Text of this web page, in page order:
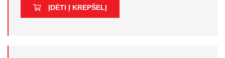
ĮDĖTI Į KREPŠELĮ